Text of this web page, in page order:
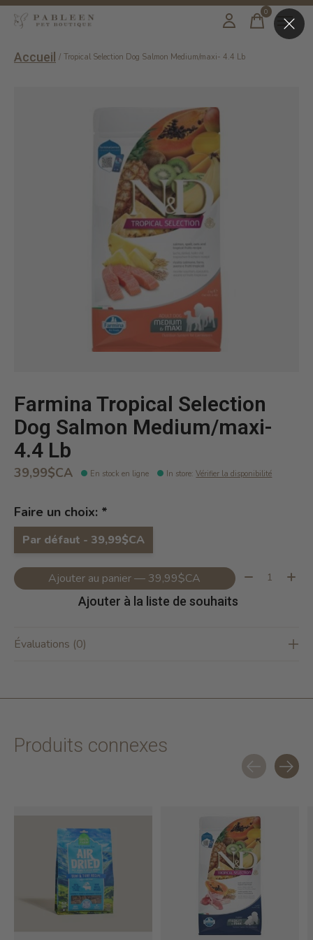
0items
Accueil / Tropical Selection Dog Salmon Medium/maxi- 4.4 Lb
Farmina Tropical Selection
Dog Salmon Medium/maxi-
4.4 Lb
39,99$CA En stock en ligne In store:Vérifier la disponibilité
Faire un choix: *
Par défaut - 39,99$CA
Ajouter au panier — 39,99$CA Quantité:
Ajouter à la liste de souhaits
Évaluations (0)
Produits connexes